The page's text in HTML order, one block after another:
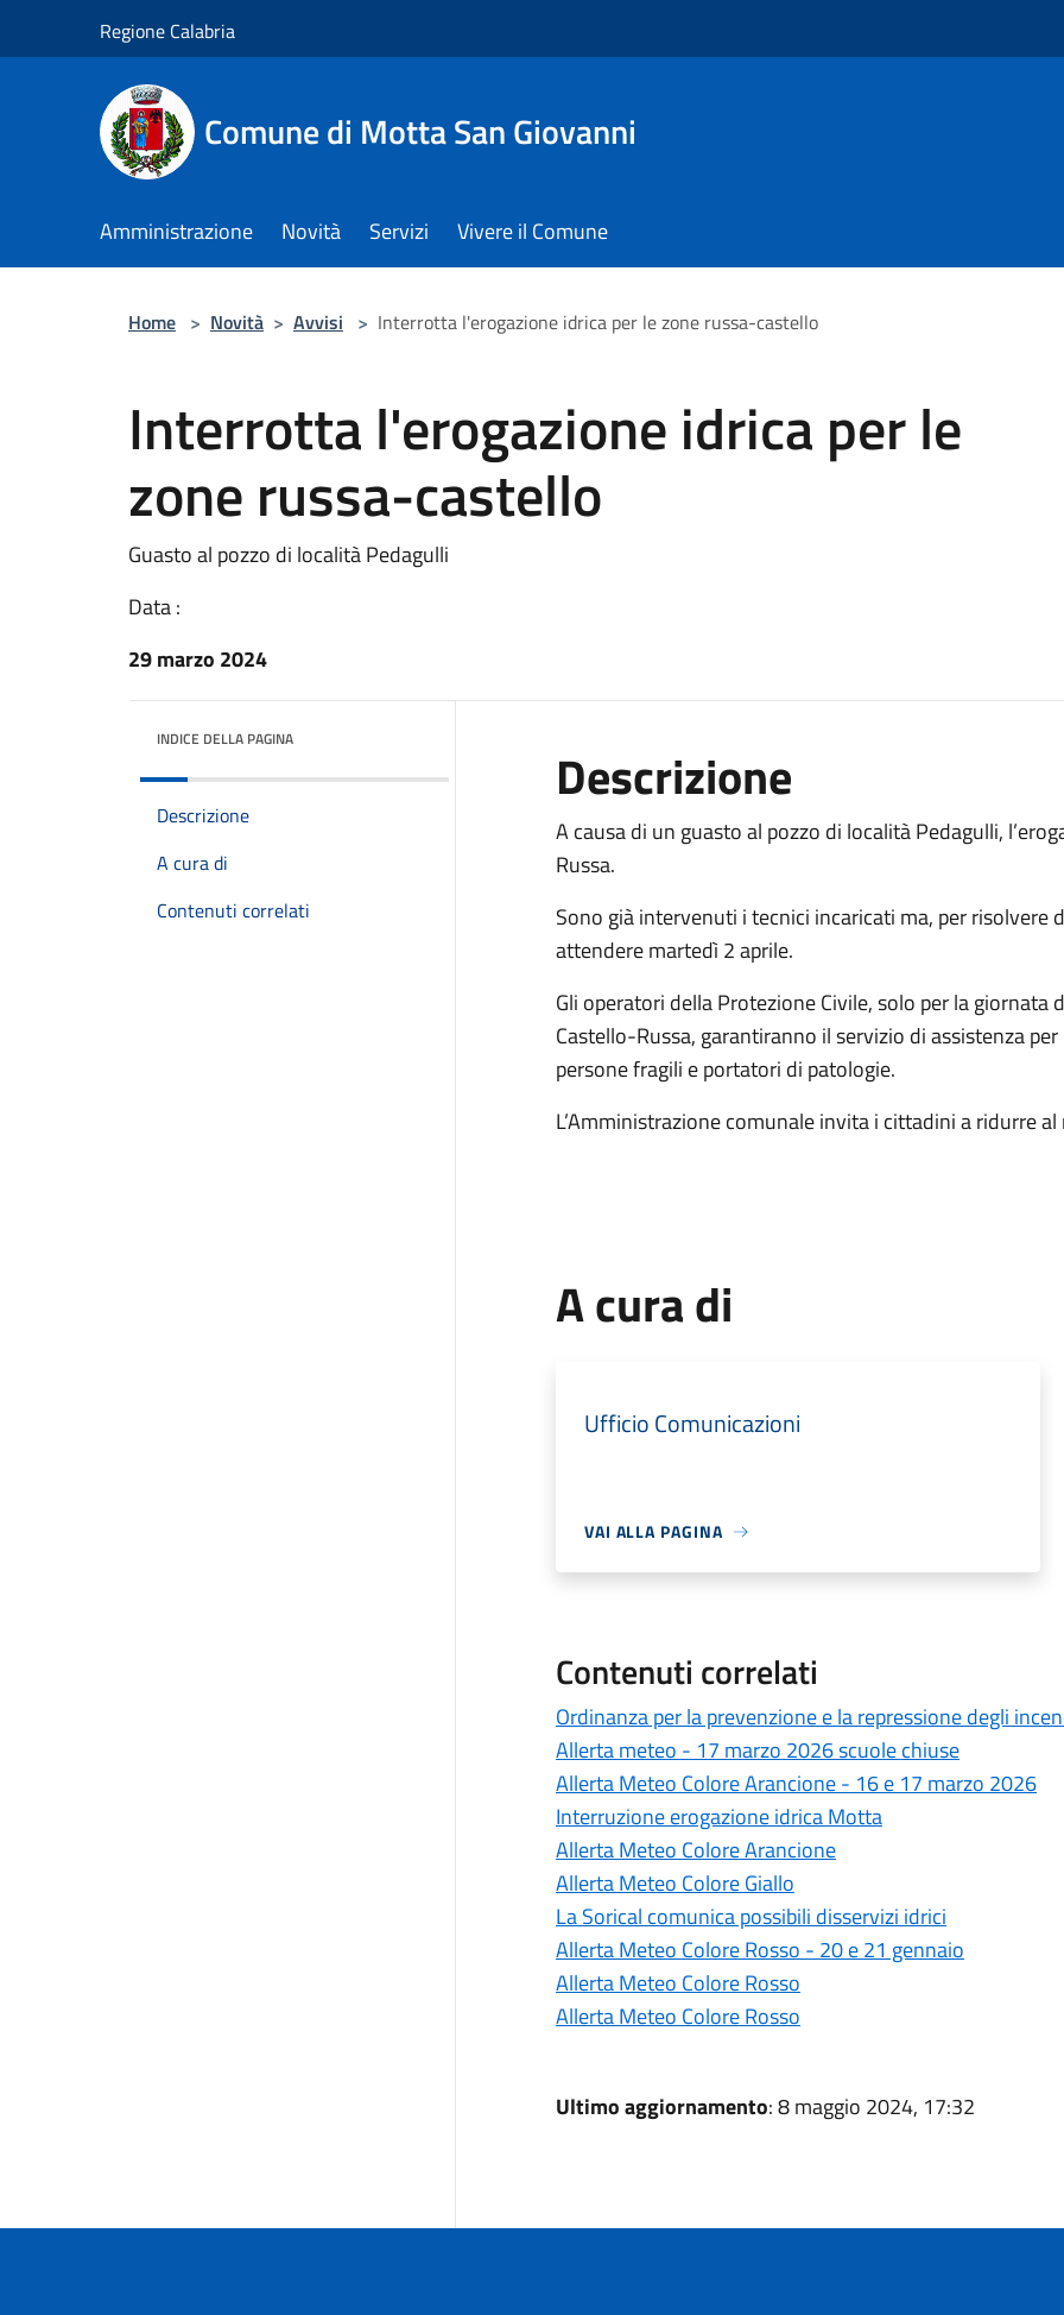
Regione Calabria
Comune di Motta San Giovanni
Amministrazione Novità Servizi Vivere il Comune
Home > Novità > Avvisi > Interrotta l'erogazione idrica per le zone russa-castello
Interrotta l'erogazione idrica per le
zone russa-castello
Guasto al pozzo di località Pedagulli
Data :
29 marzo 2024
INDICE DELLA PAGINA
Descrizione
A cura di
Contenuti correlati
Descrizione
A causa di un guasto al pozzo di località Pedagulli,
Russa.
Sono già intervenuti i tecnici incaricati ma, per
attendere martedì 2 aprile.
Gli operatori della Protezione Civile, solo per la
Castello-Russa, garantiranno il servizio di assistenza
persone fragili e portatori di patologie.
L’Amministrazione comunale invita i cittadini a ridurre
A cura di
Ufficio Comunicazioni
VAI ALLA PAGINA
Contenuti correlati
Ordinanza per la prevenzione e la repressione degli
Allerta meteo - 17 marzo 2026 scuole chiuse
Allerta Meteo Colore Arancione - 16 e 17 marzo 2026
Interruzione erogazione idrica Motta
Allerta Meteo Colore Arancione
Allerta Meteo Colore Giallo
La Sorical comunica possibili disservizi idrici
Allerta Meteo Colore Rosso - 20 e 21 gennaio
Allerta Meteo Colore Rosso
Allerta Meteo Colore Rosso
Ultimo aggiornamento: 8 maggio 2024, 17:32